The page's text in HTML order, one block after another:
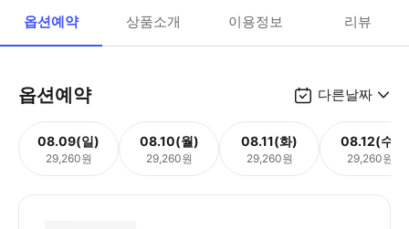
옵션예약 상품소개 이용정보 리뷰
옵션예약 다른날짜
08.09(일)
29,260원
08.10(월)
29,260원
08.11(화)
29,260원
08.12(수)
29,260원